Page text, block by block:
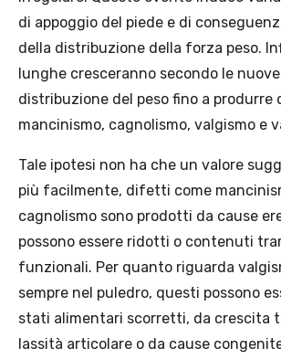
di appoggio del piede e di
della distribuzione della forza peso.
lunghe cresceranno secondo le
distribuzione del peso fino a
mancinismo, cagnolismo, valgismo e
Tale ipotesi non ha che un valore
più facilmente, difetti come
cagnolismo sono prodotti da cause
possono essere ridotti o contenuti
funzionali. Per quanto riguarda
sempre nel puledro, questi possono
stati alimentari scorretti, da crescita
lassità articolare o da cause